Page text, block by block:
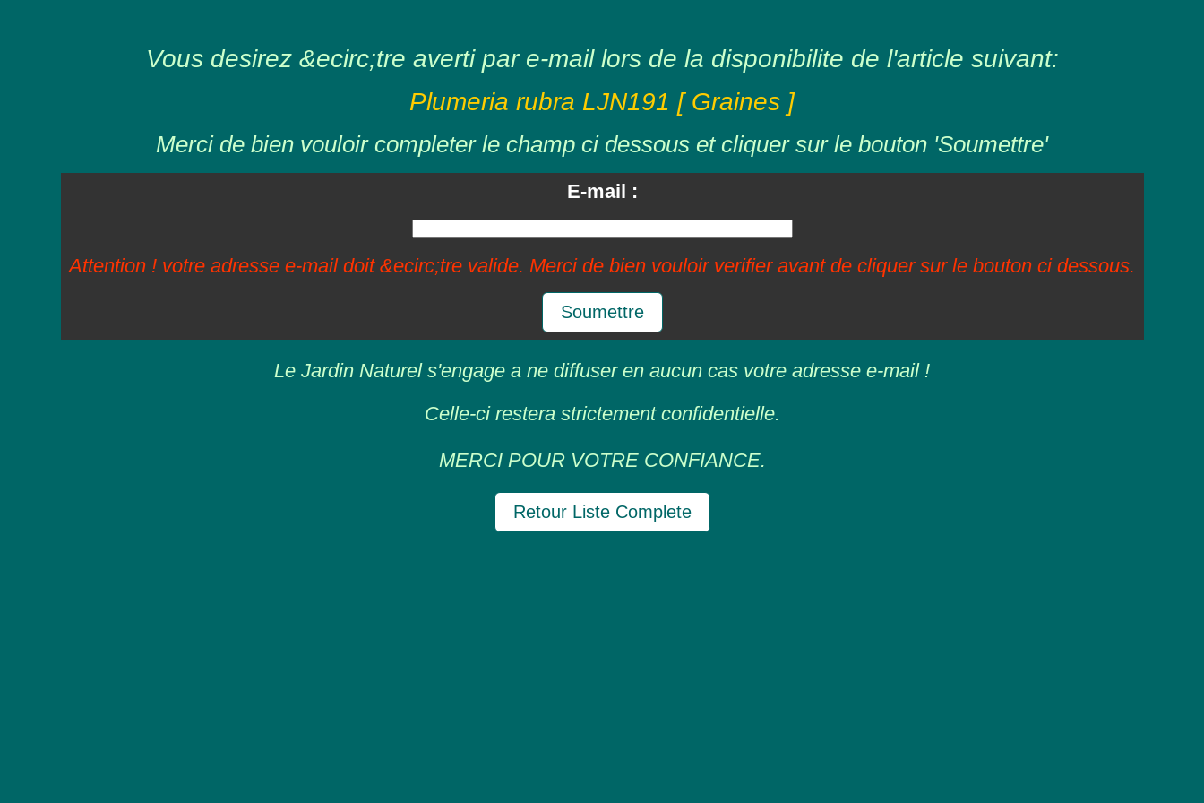
Vous desirez &ecirc;tre averti par e-mail lors de la disponibilite de l'article suivant:
Plumeria rubra LJN191 [ Graines ]
Merci de bien vouloir completer le champ ci dessous et cliquer sur le bouton 'Soumettre'
E-mail :
Attention ! votre adresse e-mail doit &ecirc;tre valide. Merci de bien vouloir verifier avant de cliquer sur le bouton ci dessous.
Soumettre
Le Jardin Naturel s'engage a ne diffuser en aucun cas votre adresse e-mail !
Celle-ci restera strictement confidentielle.
MERCI POUR VOTRE CONFIANCE.
Retour Liste Complete